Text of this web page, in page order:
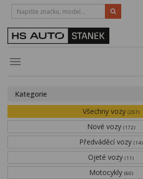
Toggle
HOTLINE:
STRAKONICE-383 335 366
Obytné vozy
Financování
Kategorie
Všechny vozy (257)
Nové vozy (172)
Předváděcí vozy (14)
Ojeté vozy (11)
Motocykly (60)